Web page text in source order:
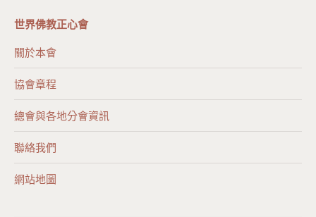
世界佛教正心會
關於本會
協會章程
總會與各地分會資訊
聯絡我們
網站地圖